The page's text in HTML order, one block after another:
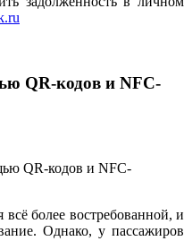
QR-кодов и NFC-
более востребованной, и
Однако, у пассажиров